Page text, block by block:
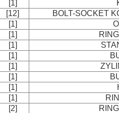
[1]
[12]
BOLT-SOCKET
[1]
[1]
[1]
[1]
[1]
[1]
[1]
[1]
[2]